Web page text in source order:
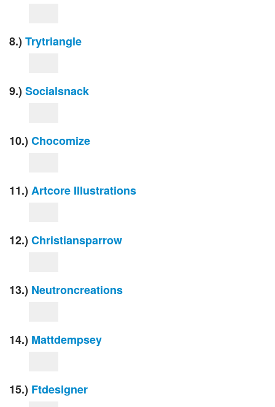
8.) Trytriangle
9.) Socialsnack
10.) Chocomize
11.) Artcore Illustrations
12.) Christiansparrow
13.) Neutroncreations
14.) Mattdempsey
15.) Ftdesigner